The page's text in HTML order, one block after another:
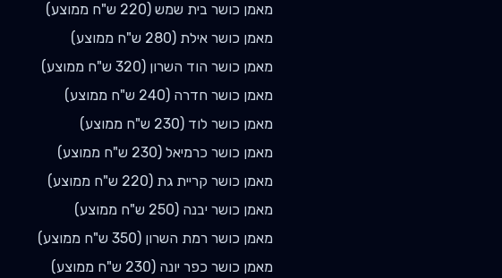
מאמן כושר בית שמש (
220 ש"ח ממוצע)
מאמן כושר אילת (
280 ש"ח ממוצע)
מאמן כושר הוד השרון (
320 ש"ח ממוצע)
מאמן כושר חדרה (
240 ש"ח ממוצע)
מאמן כושר לוד (
230 ש"ח ממוצע)
מאמן כושר כרמיאל (
230 ש"ח ממוצע)
מאמן כושר קריית גת (
220 ש"ח ממוצע)
מאמן כושר יבנה (
250 ש"ח ממוצע)
מאמן כושר רמת השרון (
350 ש"ח ממוצע)
מאמן כושר כפר יונה (
230 ש"ח ממוצע)